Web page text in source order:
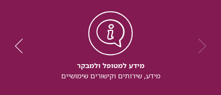
מידע למטופל ולמבקר
מידע, שירותים וקישורים שימושיים